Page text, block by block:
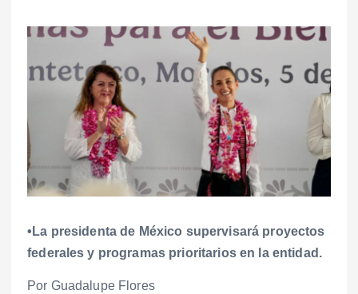
•La presidenta de México supervisará proyectos
federales y programas prioritarios en la entidad.
Por Guadalupe Flores